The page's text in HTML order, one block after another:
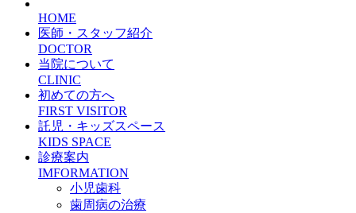
HOME
医師・スタッフ紹介
DOCTOR
当院について
CLINIC
初めての方へ
FIRST VISITOR
託児・キッズスペース
KIDS SPACE
診療案内
IMFORMATION
小児歯科
歯周病の治療